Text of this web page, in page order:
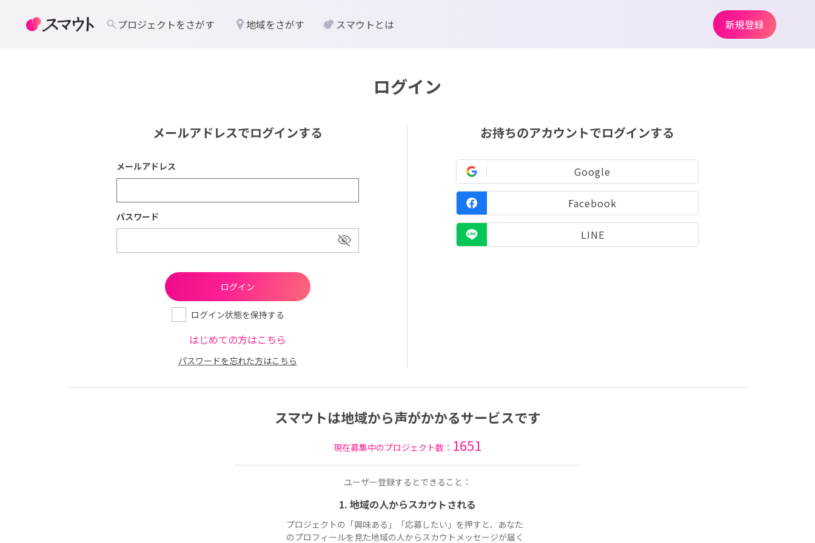
ログイン
メールアドレスでログインする
メールアドレス
パスワード
ログイン状態を保持する
はじめての方はこちら
パスワードを忘れた方はこちら
お持ちのアカウントでログインする
Google
Facebook
LINE
スマウトは地域から声がかかるサービスです
現在募集中のプロジェクト数： 1651
ユーザー登録するとできること：
1. 地域の人からスカウトされる
プロジェクトの「興味ある」「応募したい」を押すと、あなた
のプロフィールを見た地域の人からスカウトメッセージが届く
プロジェクトをさがす 地域をさがす スマウトとは 新規登録